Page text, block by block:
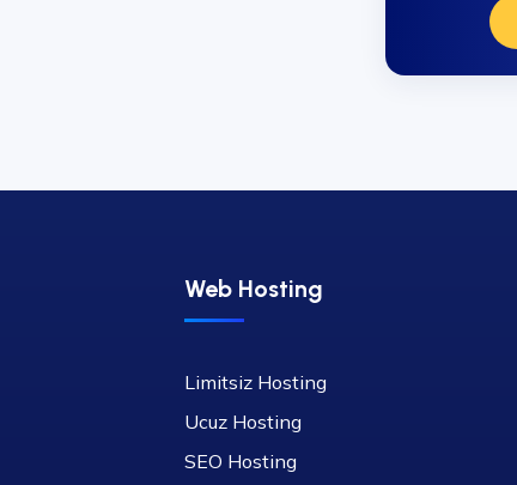
Web Hosting
Limitsiz Hosting
Ucuz Hosting
SEO Hosting